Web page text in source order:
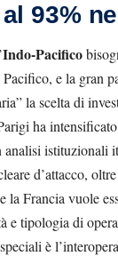
93%
Indo-Pacifico
e la gran
la scelta di
ha
istituzionali
d’attacco,
Francia vuole
tipologia di
è